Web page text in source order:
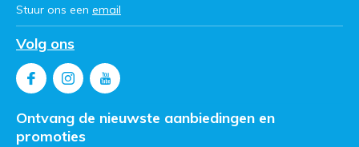
Stuur ons een email
Volg ons
Ontvang de nieuwste aanbiedingen en
promoties